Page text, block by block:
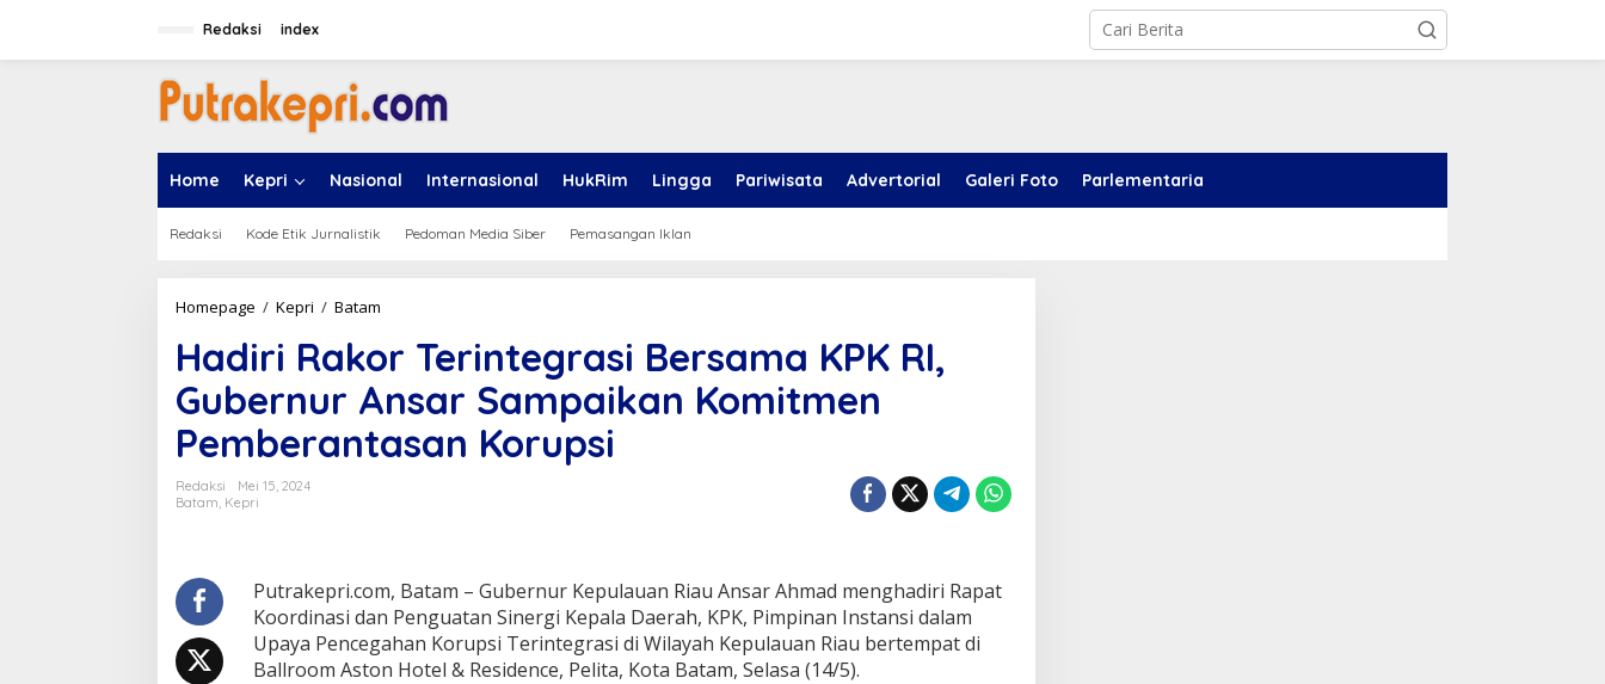
Redaksi index
Home Kepri Nasional Internasional HukRim Lingga Pariwisata Advertorial Galeri Foto Parlementaria
Redaksi Kode Etik Jurnalistik Pedoman Media Siber Pemasangan Iklan
Homepage / Kepri / Batam
d
i
i
R
a
r
n
t
e
Hadiri Rakor Terintegrasi Bersama KPK RI,
Gubernur Ansar Sampaikan Komitmen
Pemberantasan Korupsi
Redaksi
Mei 15, 2024
Batam, Kepri
Putrakepri.com, Batam – Gubernur Kepulauan Riau Ansar Ahmad menghadiri Rapat
Koordinasi dan Penguatan Sinergi Kepala Daerah, KPK, Pimpinan Instansi dalam
Upaya Pencegahan Korupsi Terintegrasi di Wilayah Kepulauan Riau bertempat di
Ballroom Aston Hotel & Residence, Pelita, Kota Batam, Selasa (14/5).